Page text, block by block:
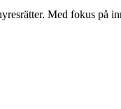
Med fokus